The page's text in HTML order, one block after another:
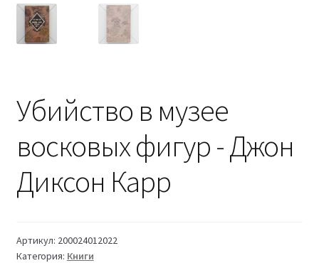
Убийство в музее
восковых фигур - Джон
Диксон Карр
Артикул: 200024012022
Категория: Книги